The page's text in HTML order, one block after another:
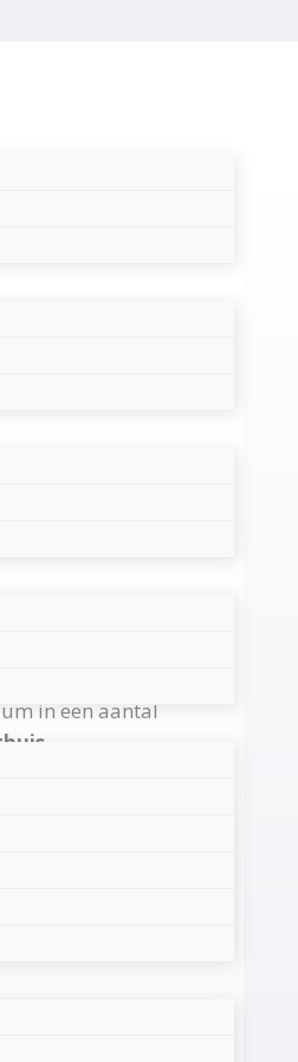
financiën,
nieuwe
aan de hand van
in een aantal
kan
hebben
Gevraagd naar